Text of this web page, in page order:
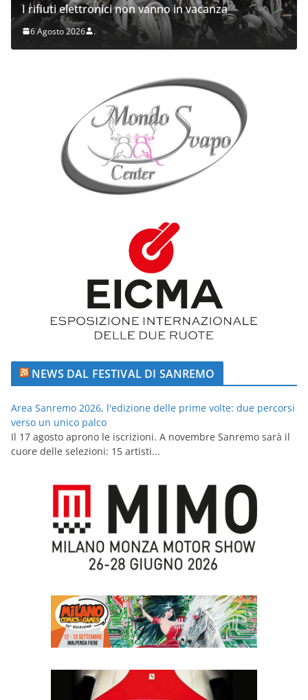
I rifiuti elettronici non vanno in vacanza
6 Agosto 2026 .
NEWS DAL FESTIVAL DI SANREMO
Area Sanremo 2026, l'edizione delle prime volte: due percorsi
verso un unico palco
Il 17 agosto aprono le iscrizioni. A novembre Sanremo sarà il
cuore delle selezioni: 15 artisti...